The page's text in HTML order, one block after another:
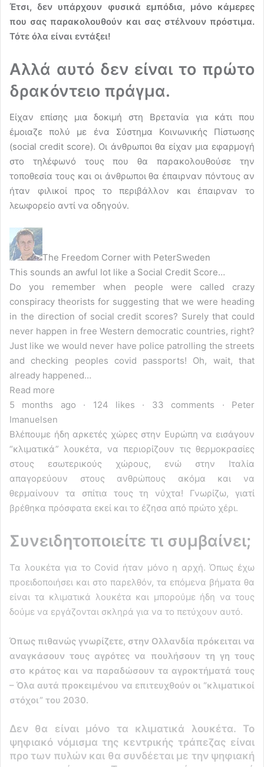
Έτσι, δεν υπάρχουν φυσικά εμπόδια, μόνο κάμερες
που σας παρακολουθούν και σας στέλνουν πρόστιμα.
Τότε όλα είναι εντάξει!
Αλλά αυτό δεν είναι το πρώτο
δρακόντειο πράγμα.
Είχαν επίσης μια δοκιμή στη Βρετανία για κάτι που
έμοιαζε πολύ με ένα Σύστημα Κοινωνικής Πίστωσης
(social credit score). Οι άνθρωποι θα είχαν μια εφαρμογή
στο τηλέφωνό τους που θα παρακολουθούσε την
τοποθεσία τους και οι άνθρωποι θα έπαιρναν πόντους αν
ήταν φιλικοί προς το περιβάλλον και έπαιρναν το
λεωφορείο αντί να οδηγούν.
The Freedom Corner with PeterSweden
This sounds an awful lot like a Social Credit Score…
Do you remember when people were called crazy
conspiracy theorists for suggesting that we were heading
in the direction of social credit scores? Surely that could
never happen in free Western democratic countries, right?
Just like we would never have police patrolling the streets
and checking peoples covid passports! Oh, wait, that
already happened…
Read more
5 months ago · 124 likes · 33 comments · Peter
Imanuelsen
Βλέπουμε ήδη αρκετές χώρες στην Ευρώπη να εισάγουν
“κλιματικά” λουκέτα, να περιορίζουν τις θερμοκρασίες
στους εσωτερικούς χώρους, ενώ στην Ιταλία
απαγορεύουν στους ανθρώπους ακόμα και να
θερμαίνουν τα σπίτια τους τη νύχτα! Γνωρίζω, γιατί
βρέθηκα πρόσφατα εκεί και το έζησα από πρώτο χέρι.
Συνειδητοποιείτε τι συμβαίνει;
Τα λουκέτα για το Covid ήταν μόνο η αρχή. Όπως έχω
προειδοποιήσει και στο παρελθόν, τα επόμενα βήματα θα
είναι τα κλιματικά λουκέτα και μπορούμε ήδη να τους
δούμε να εργάζονται σκληρά για να το πετύχουν αυτό.
Όπως πιθανώς γνωρίζετε, στην Ολλανδία πρόκειται να
αναγκάσουν τους αγρότες να πουλήσουν τη γη τους
στο κράτος και να παραδώσουν τα αγροκτήματά τους
– Όλα αυτά προκειμένου να επιτευχθούν οι “κλιματικοί
στόχοι” του 2030.
Δεν θα είναι μόνο τα κλιματικά λουκέτα. Το
ψηφιακό νόμισμα της κεντρικής τράπεζας είναι
προ των πυλών και θα συνδέεται με την ψηφιακή